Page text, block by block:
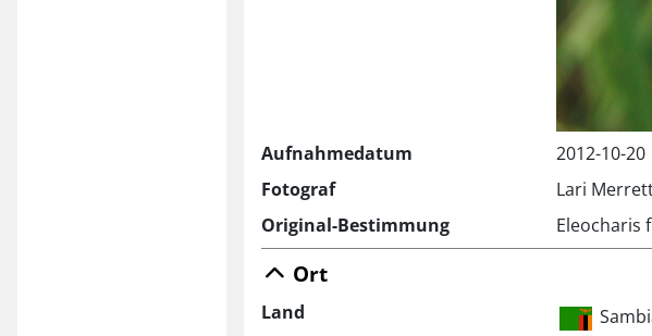
Aufnahmedatum
2012-10-20
Fotograf
Lari
Original-Bestimmung
Eleocharis
Ort
Land